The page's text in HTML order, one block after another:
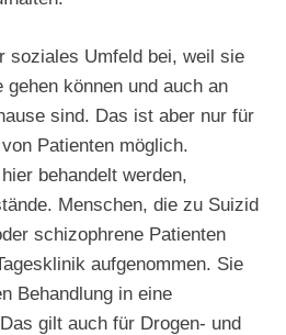
soziales Umfeld bei, weil sie
gehen können und auch an
sind. Das ist aber nur für
Patienten möglich.
behandelt werden,
Menschen, die zu Suizid
schizophrene Patienten
aufgenommen. Sie
Behandlung in eine
gilt auch für Drogen- und